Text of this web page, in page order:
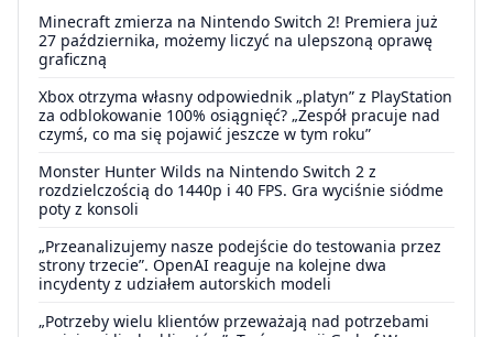
Minecraft zmierza na Nintendo Switch 2! Premiera już
27 października, możemy liczyć na ulepszoną oprawę
graficzną
Xbox otrzyma własny odpowiednik „platyn” z PlayStation
za odblokowanie 100% osiągnięć? „Zespół pracuje nad
czymś, co ma się pojawić jeszcze w tym roku”
Monster Hunter Wilds na Nintendo Switch 2 z
rozdzielczością do 1440p i 40 FPS. Gra wyciśnie siódme
poty z konsoli
„Przeanalizujemy nasze podejście do testowania przez
strony trzecie”. OpenAI reaguje na kolejne dwa
incydenty z udziałem autorskich modeli
„Potrzeby wielu klientów przeważają nad potrzebami